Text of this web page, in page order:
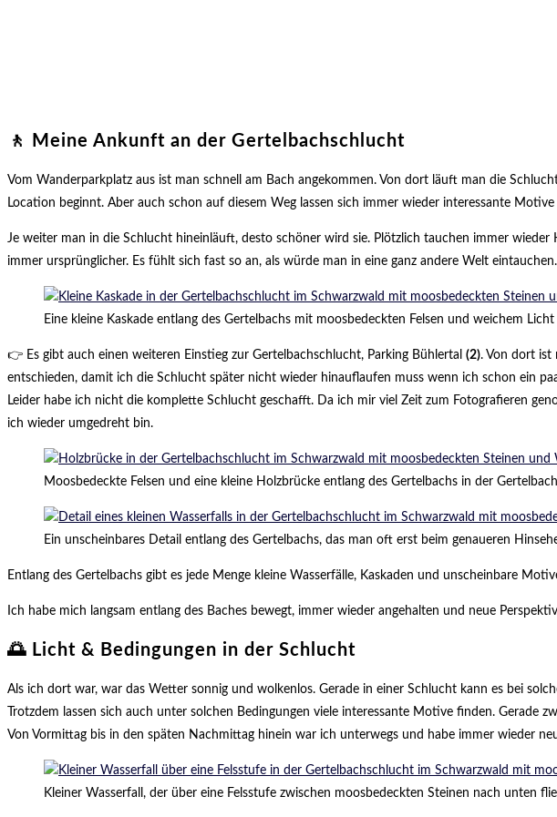
🚶️ Meine Ankunft an der Gertelbachschlucht
Vom Wanderparkplatz aus ist man schnell am Bach angekommen. Von dort läuft man die
Location beginnt. Aber auch schon auf diesem Weg lassen sich immer wieder interessante
Je weiter man in die Schlucht hineinläuft, desto schöner wird sie. Plötzlich tauchen immer
immer ursprünglicher. Es fühlt sich fast so an, als würde man in eine ganz andere Welt eintauchen.
Eine kleine Kaskade entlang des Gertelbachs mit moosbedeckten Felsen und weichem Licht
👉 Es gibt auch einen weiteren Einstieg zur Gertelbachschlucht, Parking Bühlertal (2). Von dort ist
entschieden, damit ich die Schlucht später nicht wieder hinauflaufen muss wenn ich schon ein
Leider habe ich nicht die komplette Schlucht geschafft. Da ich mir viel Zeit zum Fotografieren
ich wieder umgedreht bin.
Moosbedeckte Felsen und eine kleine Holzbrücke entlang des Gertelbachs in der
Ein unscheinbares Detail entlang des Gertelbachs, das man oft erst beim genaueren
Entlang des Gertelbachs gibt es jede Menge kleine Wasserfälle, Kaskaden und unscheinbare
Ich habe mich langsam entlang des Baches bewegt, immer wieder angehalten und neue
🌅 Licht & Bedingungen in der Schlucht
Als ich dort war, war das Wetter sonnig und wolkenlos. Gerade in einer Schlucht kann es bei
Trotzdem lassen sich auch unter solchen Bedingungen viele interessante Motive finden. Gerade
Von Vormittag bis in den späten Nachmittag hinein war ich unterwegs und habe immer wieder
Kleiner Wasserfall, der über eine Felsstufe zwischen moosbedeckten Steinen nach unten